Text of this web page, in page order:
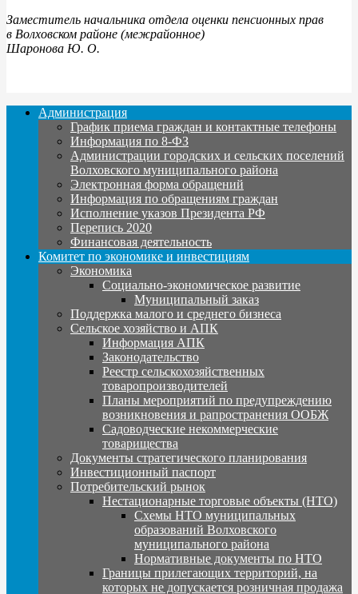
Заместитель начальника отдела оценки пенсионных прав
в Волховском районе (межрайонное)
Шаронова Ю. О.
Администрация
График приема граждан и контактные телефоны
Информация по 8-ФЗ
Администрации городских и сельских поселений
Волховского муниципального района
Электронная форма обращений
Информация по обращениям граждан
Исполнение указов Президента РФ
Перепись 2020
Финансовая деятельность
Комитет по экономике и инвестициям
Экономика
Социально-экономическое развитие
Муниципальный заказ
Поддержка малого и среднего бизнеса
Сельское хозяйство и АПК
Информация АПК
Законодательство
Реестр сельскохозяйственных
товаропроизводителей
Планы мероприятий по предупреждению
возникновения и рапространения ООБЖ
Садоводческие некоммерческие
товарищества
Документы стратегического планирования
Инвестиционный паспорт
Потребительский рынок
Нестационарные торговые объекты (НТО)
Схемы НТО муниципальных
образований Волховского
муниципального района
Нормативные документы по НТО
Границы прилегающих территорий, на
которых не допускается розничная продажа